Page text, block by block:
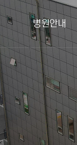
병원안내